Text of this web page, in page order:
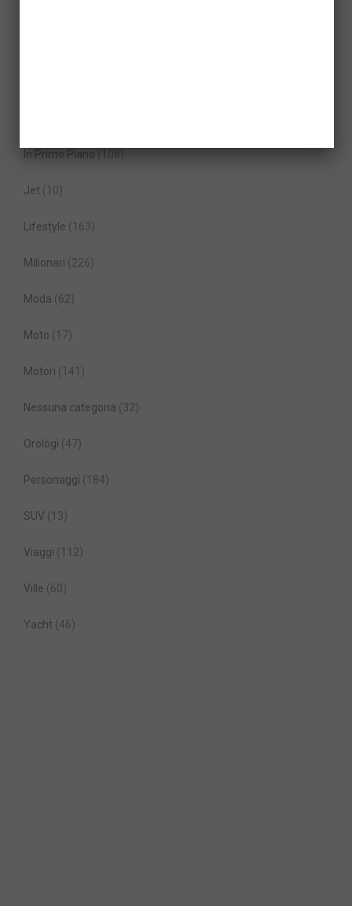
In Primo Piano (108)
Jet (10)
Lifestyle (163)
Milionari (226)
Moda (62)
Moto (17)
Motori (141)
Nessuna categoria (32)
Orologi (47)
Personaggi (184)
SUV (13)
Viaggi (112)
Ville (60)
Yacht (46)